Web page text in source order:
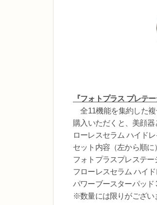
『フォトプラス プレテ
全11機能を集約した複
購入いただくと、美顔
ローレスセラム ハイド
セット内容（左から順に
フォトプラスプレステー
フローレスセラム ハイド
パワーブースターパッド
※数量には限りがござい